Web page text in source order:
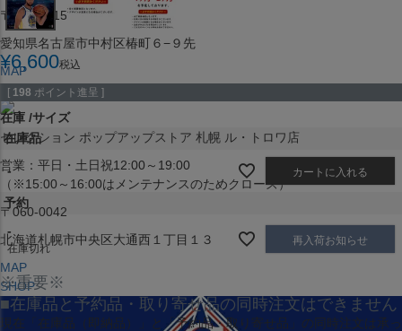
〒453-0015
愛知県名古屋市中村区椿町６−９先
MAP
SHOP
セレクション ポップアップストア 札幌 ル・トロワ店
営業：平日・土日祝12:00～19:00
（※15:00～16:00はメンテナンスのためクローズ）
〒060-0042
北海道札幌市中央区大通西１丁目１３
MAP
SHOP
¥6,600税込
[ 198 ポイント進呈 ]
在庫 サイズ
在庫品
- カートに入れる
予約
-
在庫切れ
再入荷お知らせ
※重要※
■在庫品と予約品・取り寄せ品の同時注文はできません
現在 「在庫品（即納品）」 と 「予約品・取り寄せ品」 の同時注文は承っ